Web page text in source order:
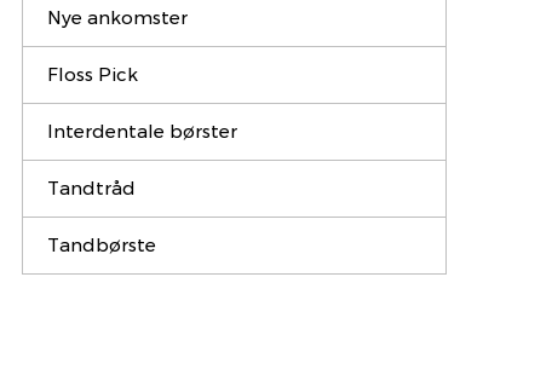
Nye ankomster
Floss Pick
Interdentale børster
Tandtråd
Tandbørste